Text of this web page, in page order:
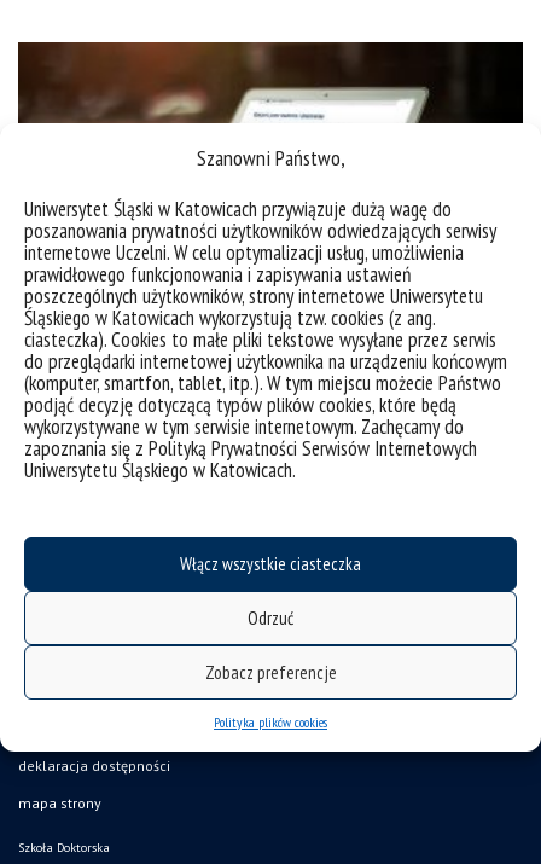
Szanowni Państwo,
Uniwersytet Śląski w Katowicach przywiązuje dużą wagę do
poszanowania prywatności użytkowników odwiedzających serwisy
internetowe Uczelni. W celu optymalizacji usług, umożliwienia
prawidłowego funkcjonowania i zapisywania ustawień
poszczególnych użytkowników, strony internetowe Uniwersytetu
Śląskiego w Katowicach wykorzystują tzw. cookies (z ang.
ciasteczka). Cookies to małe pliki tekstowe wysyłane przez serwis
do przeglądarki internetowej użytkownika na urządzeniu końcowym
(komputer, smartfon, tablet, itp.). W tym miejscu możecie Państwo
podjąć decyzję dotyczącą typów plików cookies, które będą
wykorzystywane w tym serwisie internetowym. Zachęcamy do
zapoznania się z Polityką Prywatności Serwisów Internetowych
Uniwersytetu Śląskiego w Katowicach.
Włącz wszystkie ciasteczka
Odrzuć
Zobacz preferencje
Polityka plików cookies
Nowa strona internetowa rzecznika praw studenta i
doktoranta
kategorie:informacje
wiadomości
deklaracja dostępności
mapa strony
Szkoła Doktorska